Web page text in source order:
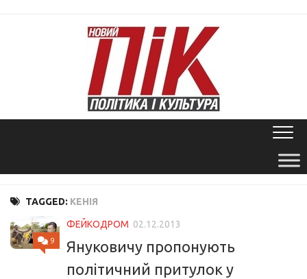
TAGGED: КЕНІЯ
9
ФЕЙКОДРОМ 02.12.2013
Януковичу пропонують
політичний притулок у